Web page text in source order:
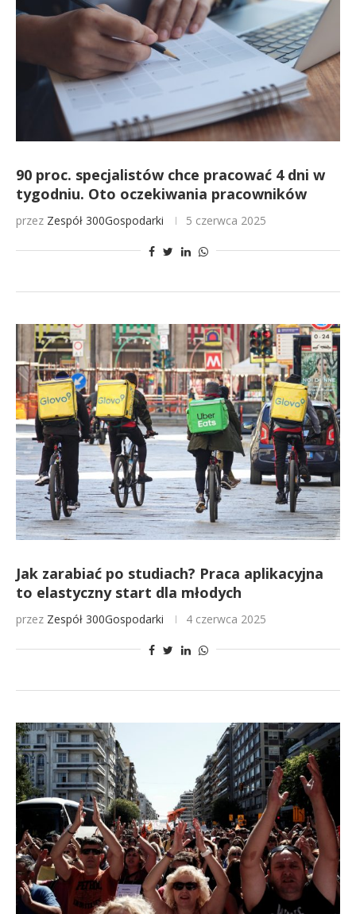
90 proc. specjalistów chce pracować 4 dni w
tygodniu. Oto oczekiwania pracowników
przez Zespół 300Gospodarki 5 czerwca 2025
Jak zarabiać po studiach? Praca aplikacyjna
to elastyczny start dla młodych
przez Zespół 300Gospodarki 4 czerwca 2025